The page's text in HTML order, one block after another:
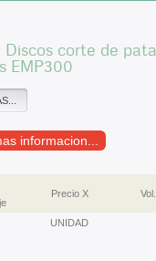
Discos corte de
EMP300
informacion...
Precio X Vol.
UNIDAD